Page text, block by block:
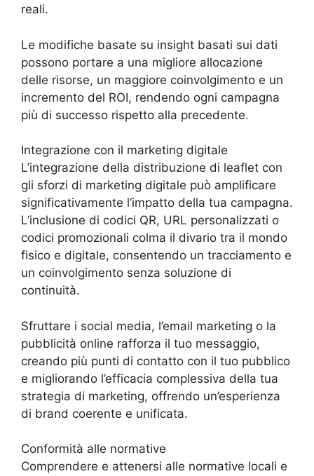
reali.
Le modifiche basate su insight basati sui dati
possono portare a una migliore allocazione
delle risorse, un maggiore coinvolgimento e un
incremento del ROI, rendendo ogni campagna
più di successo rispetto alla precedente.
Integrazione con il marketing digitale
L’integrazione della distribuzione di leaflet con
gli sforzi di marketing digitale può amplificare
significativamente l’impatto della tua campagna.
L’inclusione di codici QR, URL personalizzati o
codici promozionali colma il divario tra il mondo
fisico e digitale, consentendo un tracciamento e
un coinvolgimento senza soluzione di
continuità.
Sfruttare i social media, l’email marketing o la
pubblicità online rafforza il tuo messaggio,
creando più punti di contatto con il tuo pubblico
e migliorando l’efficacia complessiva della tua
strategia di marketing, offrendo un’esperienza
di brand coerente e unificata.
Conformità alle normative
Comprendere e attenersi alle normative locali e